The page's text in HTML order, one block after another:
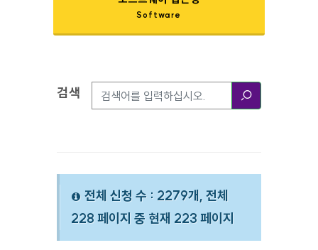
Software
검색옵션
검색
전체 신청 수 : 2279개, 전체
228 페이지 중 현재 223 페이지